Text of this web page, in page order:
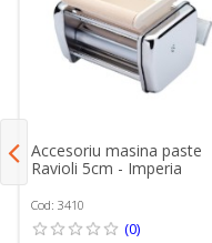
Accesoriu masina paste
Ravioli 5cm - Imperia
Cod: 3410
(0)